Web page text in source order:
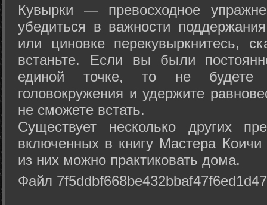
Кувырки — превосходное
убедиться в важности
или циновке перекувыркнитесь,
встаньте. Если вы были
единой точке, то не будете
головокружения и удержите
не сможете встать.
Существует несколько других
включенных в книгу Мастера
из них можно практиковать дома.
Файл